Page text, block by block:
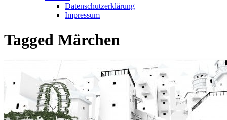
Datenschutzerklärung
Impressum
Tagged Märchen